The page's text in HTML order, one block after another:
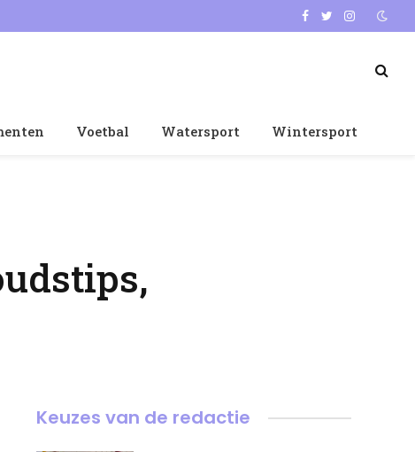
Facebook
TwitterInstagram
Voetbal Watersport Wintersport
Keuzes van de redactie